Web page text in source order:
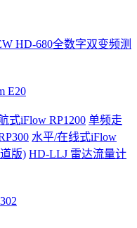
HD-680全数字双变频测
E20
式iFlow RP1200 单频走
水平/在线式iFlow
版) HD-LLJ 雷达流量计